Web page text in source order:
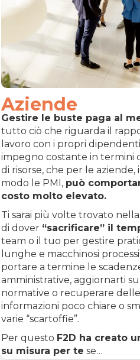
Aziende
Gestire le buste paga al
tutto ciò che riguarda il
lavoro con i propri
impegno costante in termini
di risorse, che per le aziende,
modo le PMI, può
costo molto elevato.
Ti sarai più volte trovato
di dover “sacrificare” il
team o il tuo per gestire
lunghe e macchinosi
portare a termine le
amministrative, aggiornarti
normative o recuperare delle
informazioni poco chiare o
varie “scartoffie”.
Per questo F2D ha creato
su misura per te se…